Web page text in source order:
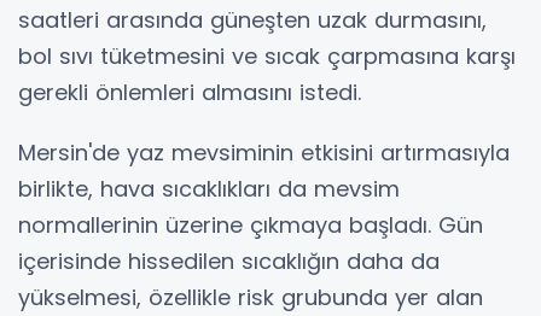
saatleri arasında güneşten uzak durmasını,
bol sıvı tüketmesini ve sıcak çarpmasına karşı
gerekli önlemleri almasını istedi.
Mersin'de yaz mevsiminin etkisini artırmasıyla
birlikte, hava sıcaklıkları da mevsim
normallerinin üzerine çıkmaya başladı. Gün
içerisinde hissedilen sıcaklığın daha da
yükselmesi, özellikle risk grubunda yer alan